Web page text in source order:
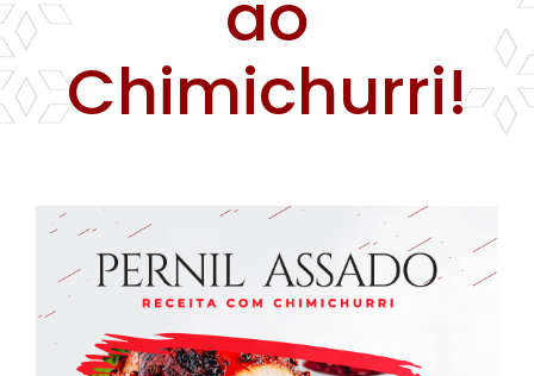
Farinhas
Palmitos
Temperos
Tomates
Chimichurri!